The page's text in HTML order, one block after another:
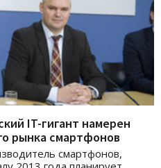
IT-гигант намерен
рынка смартфонов
смартфонов,